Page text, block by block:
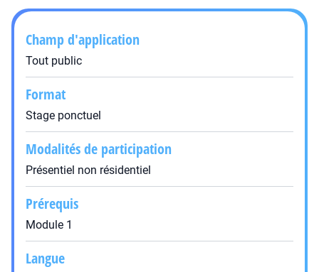
Champ d'application
Tout public
Format
Stage ponctuel
Modalités de participation
Présentiel non résidentiel
Prérequis
Module 1
Langue